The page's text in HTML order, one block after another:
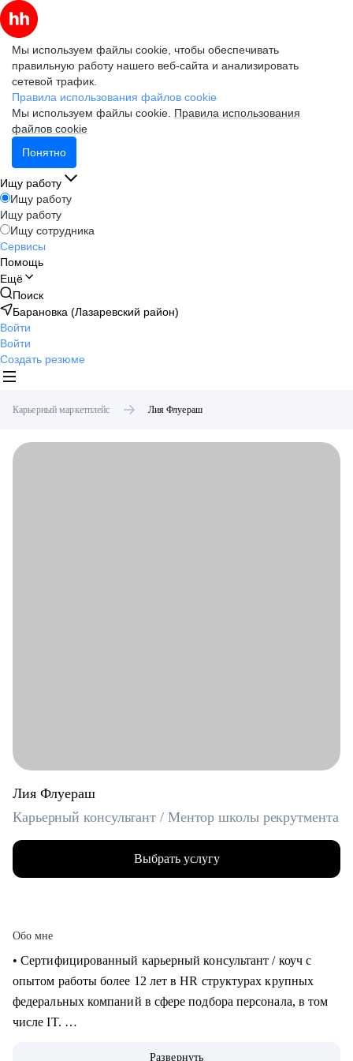
Мы используем файлы cookie, чтобы обеспечивать
правильную работу нашего веб-сайта и анализировать
сетевой трафик.
Правила использования файлов cookie
Мы используем файлы cookie. Правила использования
файлов cookie
Понятно
Ищу работу
Ищу работу
Ищу работу
Ищу сотрудника
Сервисы
Помощь
Ещё
Поиск
Барановка (Лазаревский район)
Войти
Войти
Создать резюме
Карьерный маркетплейс Лия Флуераш
Лия Флуераш
Карьерный консультант / Ментор школы рекрутмента
Выбрать услугу
Обо мне
• Сертифицированный карьерный консультант / коуч с
опытом работы более 12 лет в HR структурах крупных
федеральных компаний в сфере подбора персонала, в том
числе IT.
Развернуть